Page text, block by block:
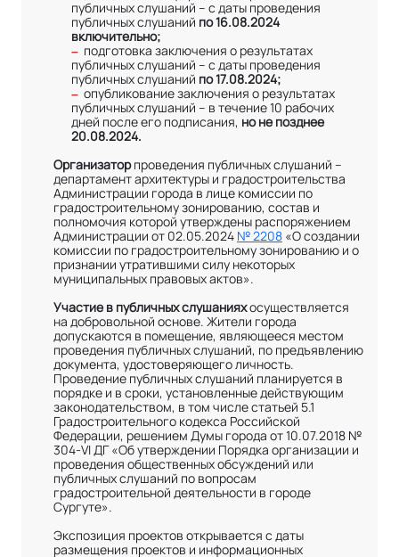
публичных слушаний – с даты проведения
публичных слушаний по 16.08.2024
включительно;
– подготовка заключения о результатах
публичных слушаний – с даты проведения
публичных слушаний по 17.08.2024;
– опубликование заключения о результатах
публичных слушаний – в течение 10 рабочих
дней после его подписания, но не позднее
20.08.2024.
Организаторпроведения публичных слушаний –
департамент архитектуры и градостроительства
Администрации города в лице комиссии по
градостроительному зонированию, состав и
полномочия которой утверждены распоряжением
Администрации от 02.05.2024 № 2208 «О создании
комиссии по градостроительному зонированию и о
признании утратившими силу некоторых
муниципальных правовых актов».
Участие в публичных слушанияхосуществляется
на добровольной основе. Жители города
допускаются в помещение, являющееся местом
проведения публичных слушаний, по предъявлению
документа, удостоверяющего личность.
Проведение публичных слушаний планируется в
порядке и в сроки, установленные действующим
законодательством, в том числе статьей 5.1
Градостроительного кодекса Российской
Федерации, решением Думы города от 10.07.2018 №
304-VI ДГ «Об утверждении Порядка организации и
проведения общественных обсуждений или
публичных слушаний по вопросам
градостроительной деятельности в городе
Сургуте».
Экспозиция проектов открывается с даты
размещения проектов и информационных